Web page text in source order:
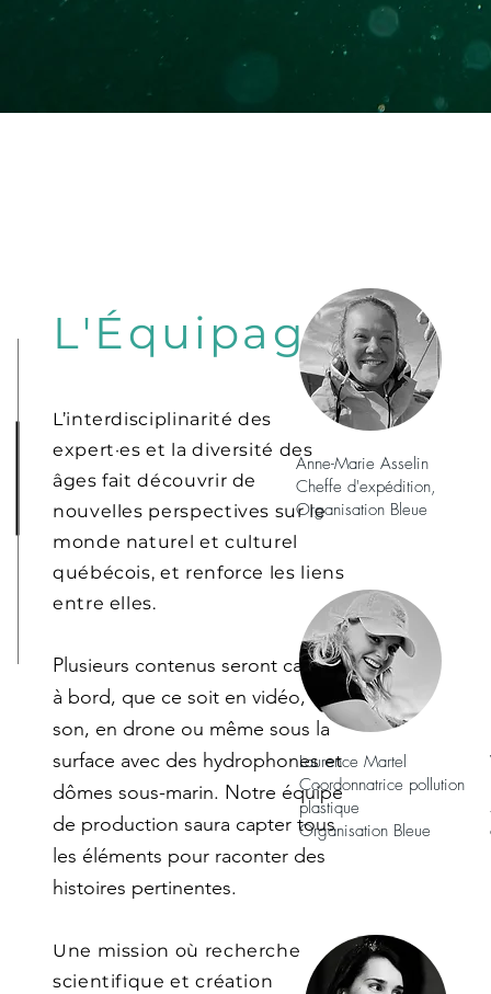
L'Équipage
L’interdisciplinarité des
expert·es et la diversité des
âges fait découvrir de
nouvelles perspectives sur le
monde naturel et culturel
québécois, et renforce les liens
entre elles.
Plusieurs contenus seront captés
à bord, que ce soit en vidéo, en
son, en drone ou même sous la
surface avec des hydrophones et
dômes sous-marin. Notre équipe
de production saura capter tous
les éléments pour raconter des
histoires pertinentes.
Une mission où recherche
scientifique et création
Anne-Marie Asselin
Cheffe d'expédition,
Organisation Bleue
Laurence Martel
Coordonnatrice pollution
plastique
Organisation Bleue